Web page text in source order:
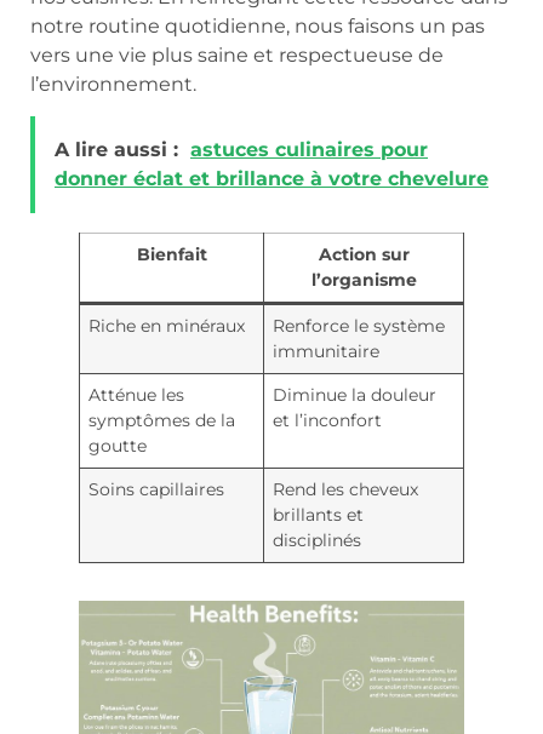
notre routine quotidienne, nous faisons un pas
vers une vie plus saine et respectueuse de
l’environnement.
A lire aussi : astuces culinaires pour
donner éclat et brillance à votre chevelure
Bienfait
Action sur
l’organisme
Riche en minéraux
Renforce le système
immunitaire
Atténue les
symptômes de la
goutte
Diminue la douleur
et l’inconfort
Soins capillaires
Rend les cheveux
brillants et
disciplinés